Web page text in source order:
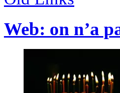
Web: on n’a